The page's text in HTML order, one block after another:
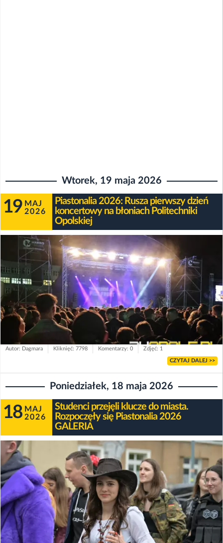
Wtorek, 19 maja 2026
19 MAJ
2026
Piastonalia 2026: Rusza pierwszy dzień
koncertowy na błoniach Politechniki
Opolskiej
Autor: Dagmara Kliknięć: 7798 Komentarzy: 0 Zdjęć: 1
CZYTAJ DALEJ >>
Poniedziałek, 18 maja 2026
18 MAJ
2026
Studenci przejęli klucze do miasta.
Rozpoczęły się Piastonalia 2026
GALERIA